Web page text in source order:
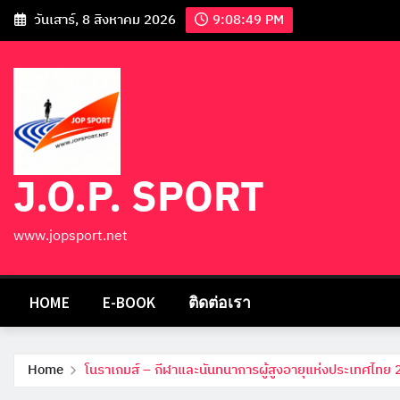
วันเสาร์, 8 สิงหาคม 2026 9:08:50 PM
J.O.P. SPORT
www.jopsport.net
HOME E-BOOK ติดต่อเรา
Home โนราเกมส์ – กีฬาและนันทนาการผู้สูงอายุแห่งประเทศไทย